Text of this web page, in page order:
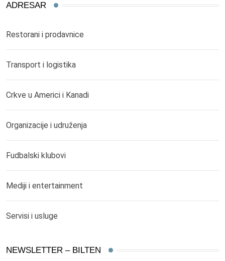
ADRESAR
Restorani i prodavnice
Transport i logistika
Crkve u Americi i Kanadi
Organizacije i udruženja
Fudbalski klubovi
Mediji i entertainment
Servisi i usluge
NEWSLETTER – BILTEN